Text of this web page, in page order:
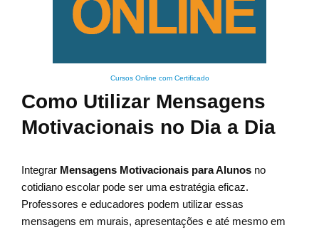
Cursos Online com Certificado
Como Utilizar Mensagens
Motivacionais no Dia a Dia
Integrar Mensagens Motivacionais para Alunos no
cotidiano escolar pode ser uma estratégia eficaz.
Professores e educadores podem utilizar essas
mensagens em murais, apresentações e até mesmo em